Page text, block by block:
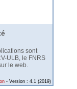
sont
ULB, le FNRS
le web.
- Version : 4.1 (2019)